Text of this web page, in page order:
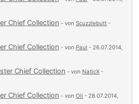
Chief Collection - vonScuzzlebutt -
Chief Collection - von Paul - 26.07.2014,
Chief Collection - von NaticX -
Chief Collection - vonOli - 28.07.2014,